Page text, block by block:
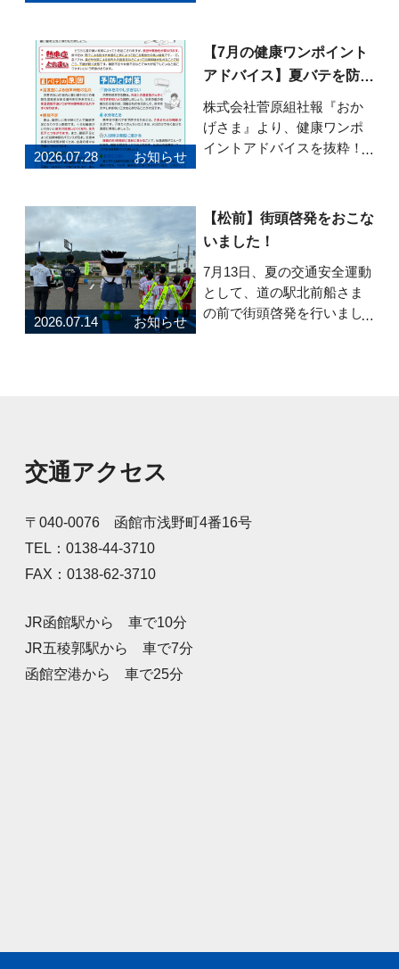
らから
2026.07.28 お知らせ
【7月の健康ワンポイント
アドバイス】夏バテを防ぐ
健康習慣
株式会社菅原組社報『おか
げさま』より、健康ワンポ
イントアドバイスを抜粋！7
健康習慣」です。 夏バテの
原因や熱中症との違い、暑
い季節を元気に乗り切るた
めのポイントを紹介してい
ます。 食事・睡眠・
2026.07.14 お知らせ
【松前】街頭啓発をおこな
いました！
7月13日、夏の交通安全運動
として、道の駅北前船さま
の前で街頭啓発を行いまし
交通アクセス
〒040-0076 函館市浅野町4番16号
TEL：0138-44-3710
FAX：0138-62-3710
JR函館駅から 車で10分
JR五稜郭駅から 車で7分
函館空港から 車で25分